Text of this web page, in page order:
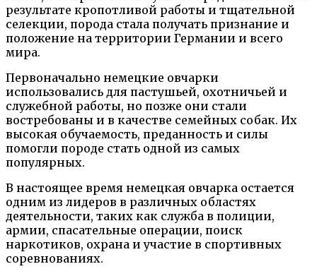
результате кропотливой работы и тщательной
селекции, порода стала получать признание и
положение на территории Германии и всего
мира.
Первоначально немецкие овчарки
использовались для пастушьей, охотничьей и
служебной работы, но позже они стали
востребованы и в качестве семейных собак. Их
высокая обучаемость, преданность и силы
помогли породе стать одной из самых
популярных.
В настоящее время немецкая овчарка остается
одним из лидеров в различных областях
деятельности, таких как служба в полиции,
армии, спасательные операции, поиск
наркотиков, охрана и участие в спортивных
соревнованиях.